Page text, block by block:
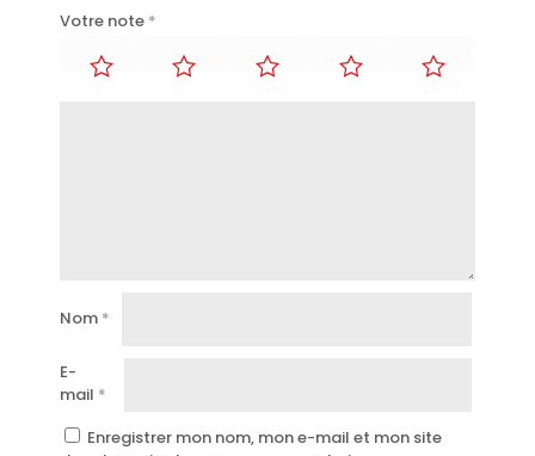
Votre note *
Nom *
E-
mail *
Enregistrer mon nom, mon e-mail et mon site